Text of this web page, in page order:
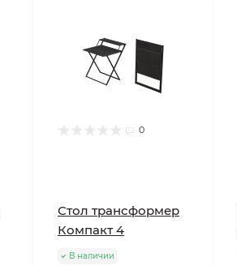
0
Стол трансформер
Компакт 4
В наличии